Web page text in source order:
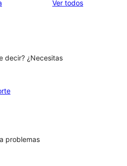
Ver todoslos
decir? ¿Necesitas
problemas